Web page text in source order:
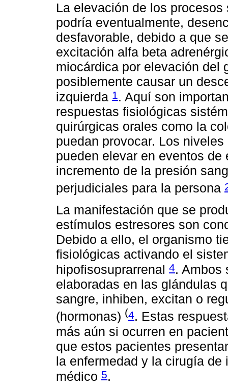
La elevación de los
podría eventualmente,
desfavorable, debido a que
excitación alfa beta
miocárdica por elevación del
posiblemente causar un
izquierda 1. Aquí son
respuestas fisiológicas
quirúrgicas orales como la
puedan provocar. Los
pueden elevar en eventos
incremento de la presión
perjudiciales para la persona
La manifestación que se
estímulos estresores son
Debido a ello, el organismo
fisiológicas activando el
hipofisosuprarrenal 4. Ambos
elaboradas en las glándulas
sangre, inhiben, excitan o
(hormonas) (4. Estas
más aún si ocurren en
que estos pacientes
la enfermedad y la cirugía
médico 5.